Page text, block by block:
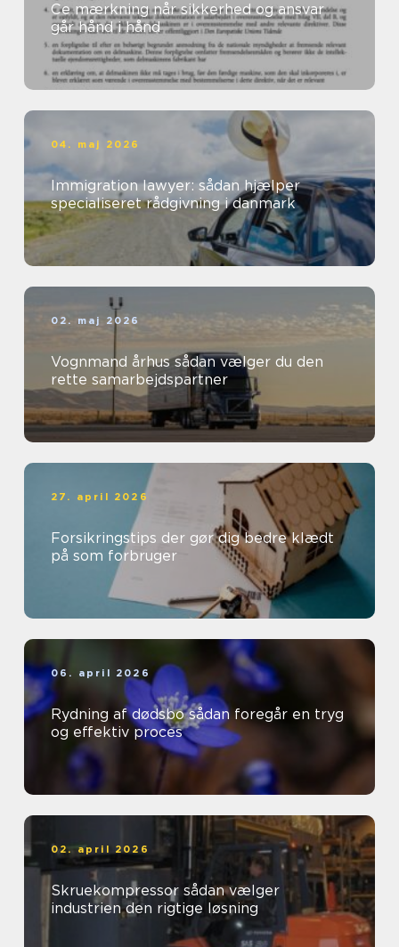
Ce mærkning når sikkerhed og ansvar
går hånd i hånd
04. maj 2026
Immigration lawyer: sådan hjælper
specialiseret rådgivning i danmark
02. maj 2026
Vognmand århus sådan vælger du den
rette samarbejdspartner
27. april 2026
Forsikringstips der gør dig bedre klædt
på som forbruger
06. april 2026
Rydning af dødsbo sådan foregår en tryg
og effektiv proces
02. april 2026
Skruekompressor sådan vælger
industrien den rigtige løsning